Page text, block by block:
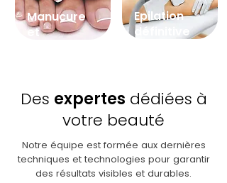
Manucure
et
Epilation
définitive
Des expertes dédiées à
votre beauté
Notre équipe est formée aux dernières
techniques et technologies pour garantir
des résultats visibles et durables.